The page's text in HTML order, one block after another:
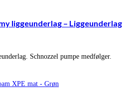
liggeunderlag – Liggeunderlag
Schnozzel pumpe medfølger.